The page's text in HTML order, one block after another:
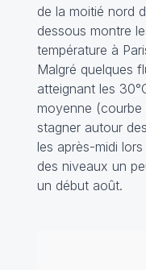
de la moitié nord
dessous montre
température à
Malgré quelques
atteignant les
moyenne
stagner autour
les après-midi
des niveaux un
un début août.